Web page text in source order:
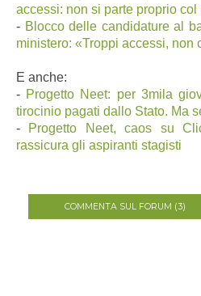
accessi: non si parte proprio col
- Blocco delle candidature al
ministero: «Troppi accessi, non
E anche:
- Progetto Neet: per 3mila
tirocinio pagati dallo Stato. Ma
- Progetto Neet, caos su
rassicura gli aspiranti stagisti
COMMENTA SUL FORUM (3)